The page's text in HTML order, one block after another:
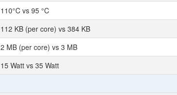
110°C vs 95 °C
112 KB (per core) vs 384 KB
2 MB (per core) vs 3 MB
15 Watt vs 35 Watt